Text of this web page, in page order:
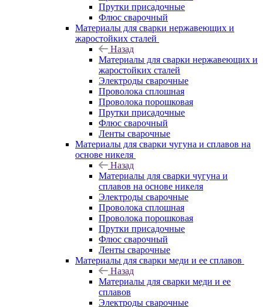
Прутки присадочные
Флюс сварочный
Материалы для сварки нержавеющих и
жаростойких сталей
Назад
Материалы для сварки нержавеющих и
жаростойких сталей
Электроды сварочные
Проволока сплошная
Проволока порошковая
Прутки присадочные
Флюс сварочный
Ленты сварочные
Материалы для сварки чугуна и сплавов на
основе никеля
Назад
Материалы для сварки чугуна и
сплавов на основе никеля
Электроды сварочные
Проволока сплошная
Проволока порошковая
Прутки присадочные
Флюс сварочный
Ленты сварочные
Материалы для сварки меди и ее сплавов
Назад
Материалы для сварки меди и ее
сплавов
Электроды сварочные